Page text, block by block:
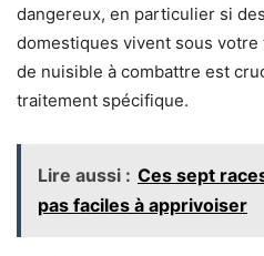
dangereux, en particulier si
domestiques vivent sous
de nuisible à combattre est
traitement spécifique.
Lire aussi : Ces sept
pas faciles à apprivoiser